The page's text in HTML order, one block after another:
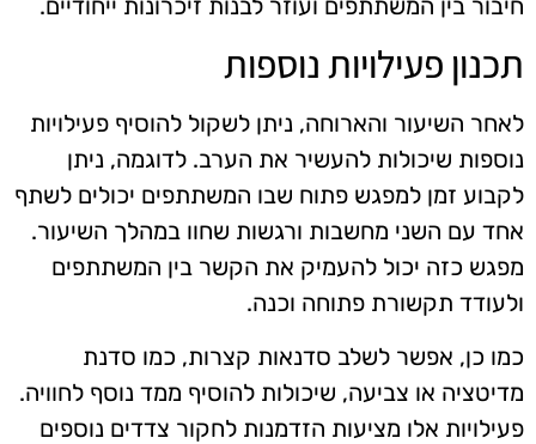
חיבור בין המשתתפים ועוזר לבנות זיכרונות ייחודיים.
תכנון פעילויות נוספות
לאחר השיעור והארוחה, ניתן לשקול להוסיף פעילויות
נוספות שיכולות להעשיר את הערב. לדוגמה, ניתן
לקבוע זמן למפגש פתוח שבו המשתתפים יכולים לשתף
אחד עם השני מחשבות ורגשות שחוו במהלך השיעור.
מפגש כזה יכול להעמיק את הקשר בין המשתתפים
ולעודד תקשורת פתוחה וכנה.
כמו כן, אפשר לשלב סדנאות קצרות, כמו סדנת
מדיטציה או צביעה, שיכולות להוסיף ממד נוסף לחוויה.
פעילויות אלו מציעות הזדמנות לחקור צדדים נוספים